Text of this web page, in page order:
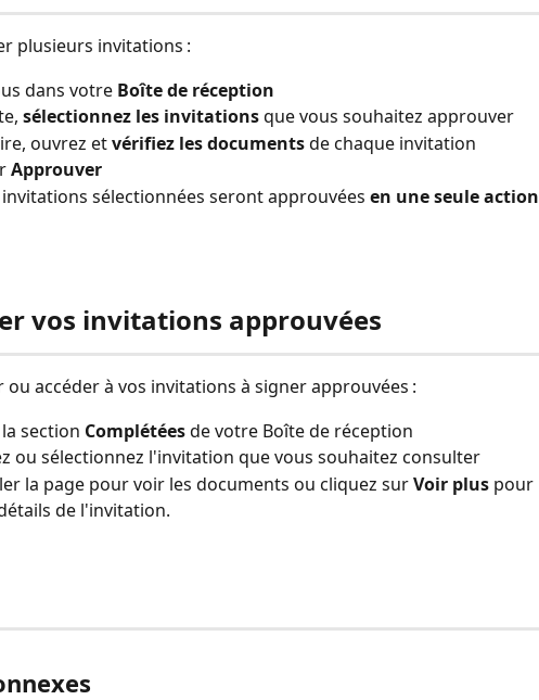
plusieurs invitations :
dans votre Boîte de réception
sélectionnez les invitations que vous souhaitez approuver
ouvrez et vérifiez les documents de chaque invitation
Approuver
sélectionnées seront approuvées en une seule action
vos invitations approuvées
accéder à vos invitations à signer approuvées :
section Complétées de votre Boîte de réception
ou sélectionnez l'invitation que vous souhaitez consulter
la page pour voir les documents ou cliquez sur Voir plus pour
de l'invitation.